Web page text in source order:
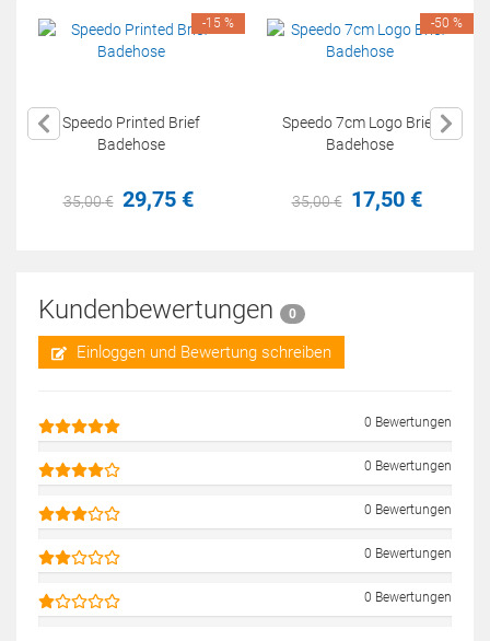
Speedo Printed Brief
Badehose
35,00€ 29,75 €
-15 %
Speedo 7cm Logo Brief
Badehose
35,00€ 17,50 €
-50 %
Kundenbewertungen 0
Einloggen und Bewertung schreiben
0 Bewertungen
0 Bewertungen
0 Bewertungen
0 Bewertungen
0 Bewertungen